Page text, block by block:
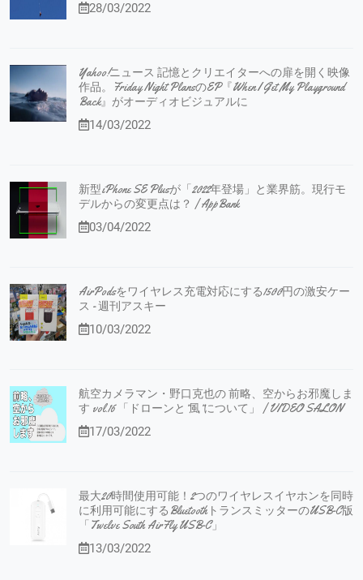
28/03/2022
Yahoo!ニュース 記憶とクリエイターへの扉を開く映像
作品。Friday Night PlansのEP『When I Get My Playground
Back』がオーディオビジュアルに
14/03/2022
新型iPhone SE Plusが「2022年登場」と業界筋。現行モ
デルからの変更点は？ | AppBank
03/04/2022
AirPodsをワイヤレス充電対応にする1500円の激安ケー
ス - 週刊アスキー
10/03/2022
航空カメラマン・野口克也の 前略、空からお邪魔しま
す vol.16 「ドローンと”風”について」 | VIDEO SALON
17/03/2022
最大20時間使用可能！2つのワイヤレスイヤホンを同時
に利用可能にするBluetoothトランスミッターのUSB-C版
「Twelve South AirFly USB-C」
13/03/2022